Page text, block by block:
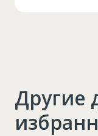
Другие